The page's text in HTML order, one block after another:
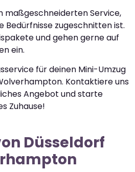
maßgeschneiderten Service,
Bedürfnisse zugeschnitten ist.
und gehen gerne auf
ein.
für deinen Mini-Umzug
Kontaktiere uns
Angebot und starte
Zuhause!
Düsseldorf